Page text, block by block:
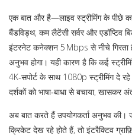
एक बात और है—लाइव स्ट्रीमिंग के पीछे
बैंडविड्थ, कम लैटेंसी सर्वर और एडॉप्टिव
इंटरनेट कनेक्शन 5 Mbps से नीचे गिरता
अनुभव होगा। यही कारण है कि कई
4K‑सपोर्ट के साथ 1080p स्ट्रीमिंग दे
दर्शकों को भाषा‑बाधा से बचाया, खासकर
अब बात करते हैं उपयोगकर्ता अनुभव की।
क्रिकेट देख रहे होते हैं, तो इंटरैक्टिव